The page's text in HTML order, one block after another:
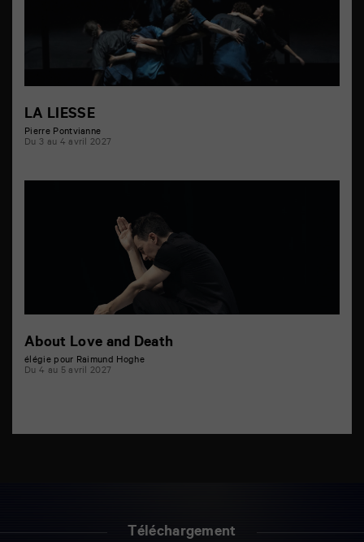
LA LIESSE
Pierre Pontvianne
Du 3 au 4 avril 2027
About Love and Death
élégie pour Raimund Hoghe
Du 4 au 5 avril 2027
Téléchargement